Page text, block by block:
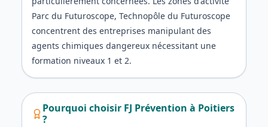
Parc du Futuroscope, Technopôle du Futuroscope
concentrent des entreprises manipulant des
agents chimiques dangereux nécessitant une
formation niveaux 1 et 2.
Pourquoi choisir FJ Prévention à Poitiers
?